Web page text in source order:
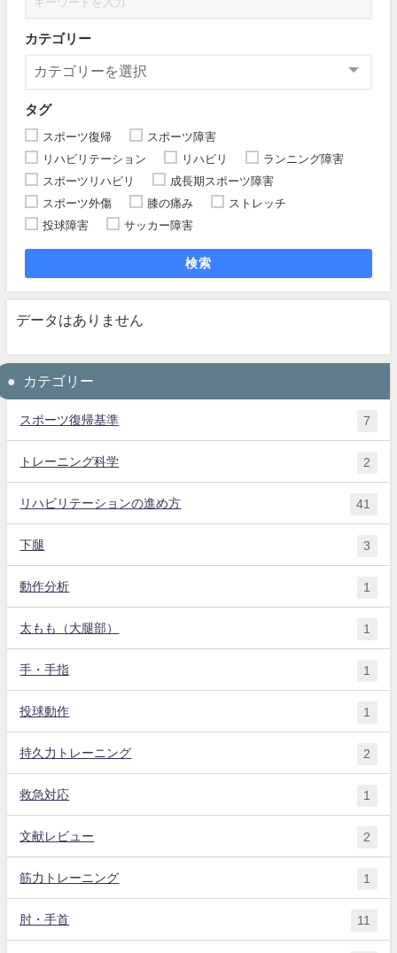
カテゴリー
タグ
スポーツ復帰
スポーツ障害
リハビリテーション
リハビリ
ランニング障害
スポーツリハビリ
成長期スポーツ障害
スポーツ外傷
膝の痛み
ストレッチ
投球障害
サッカー障害
検索
データはありません
カテゴリー
スポーツ復帰基準 7
トレーニング科学 2
リハビリテーションの進め方 41
下腿 3
動作分析 1
太もも（大腿部） 1
手・手指 1
投球動作 1
持久力トレーニング 2
救急対応 1
文献レビュー 2
筋力トレーニング 1
肘・手首 11